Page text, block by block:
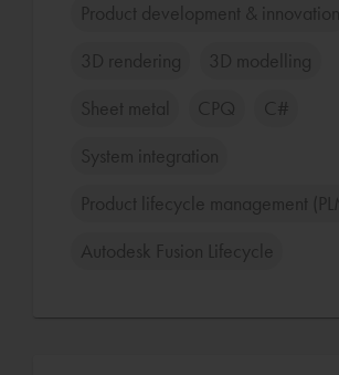
Product development & innovation
3D rendering 3D modelling
Sheet metal CPQ C#
System integration
Product lifecycle management
Autodesk Fusion Lifecycle